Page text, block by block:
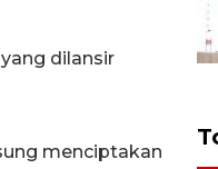
dilansir
menciptakan